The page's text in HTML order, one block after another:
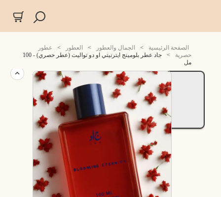
الصفحة الرئيسية > الجمال والعطور > العطور >
عطور
حصرية
>
جاد عطر بلومينج ايترنيتي او دو تواليت (عطر حصري) - 100
مل